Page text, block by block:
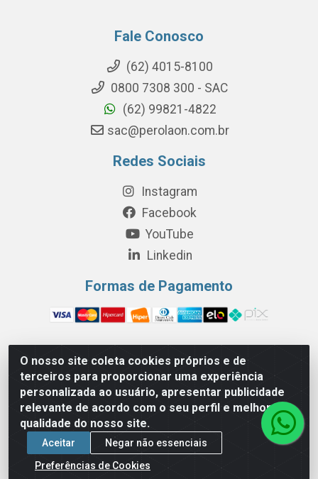
O nosso site coleta cookies próprios e de
terceiros para proporcionar uma experiência
personalizada ao usuário, apresentar publicidade
relevante de acordo com o seu perfil e melhorar a
qualidade do nosso site.
Aceitar
Negar não essenciais
Preferências de Cookies
Fale Conosco
(62) 4015-8100
0800 7308 300 - SAC
(62) 99821-4822
sac@perolaon.com.br
Redes Sociais
Instagram
Facebook
YouTube
Linkedin
Formas de Pagamento
Perola Distribuição e Logística S/A - Av. Anhanguera km 24 N°
200 Bloco 12-A -Jardim Jaraguá, São Paulo/SP - Cep 05.275-
000 - CNPJ 06.204.131/0001-77